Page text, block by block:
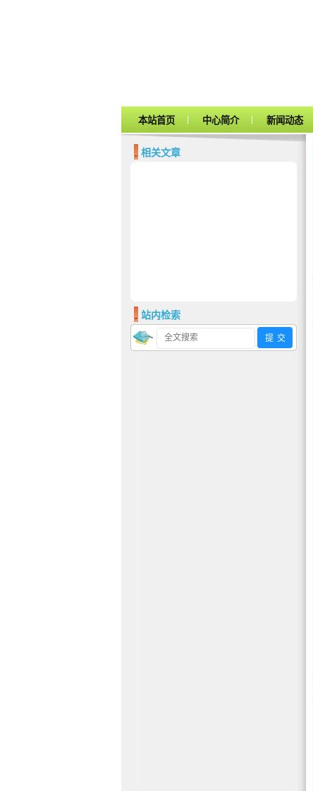
本站首页 | 中心简介 | 新闻动态
相关文章
站内检索